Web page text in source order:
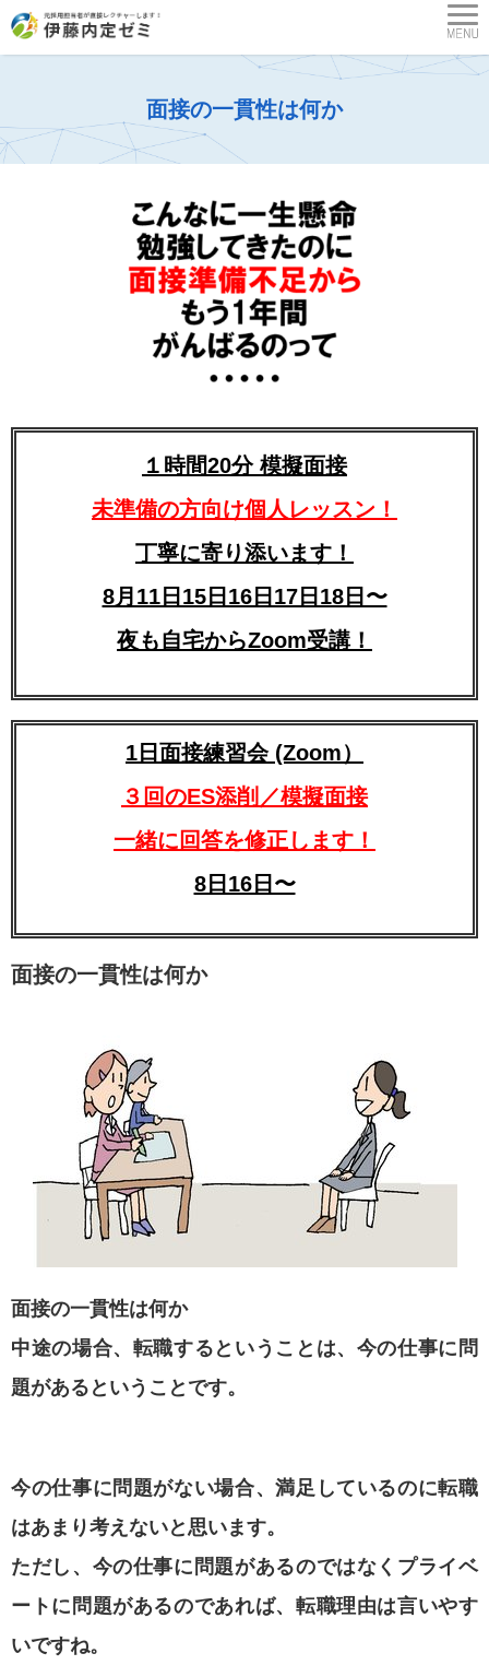
面接の一貫性は何か
１時間20分 模擬面接
未準備の方向け個人レッスン！
丁寧に寄り添います！
8月11日15日16日17日18日〜
夜も自宅からZoom受講！
1日面接練習会 (Zoom）
３回のES添削／模擬面接
一緒に回答を修正します！
8日16日〜
面接の一貫性は何か
面接の一貫性は何か
中途の場合、 転職するということは、 今の仕事に問
題があるということです。
今の仕事に問題がない場合、満足しているのに転職
はあまり考えないと思います。
ただし、今の仕事に問題があるのではなくプライベ
ートに問題があるのであれば、転職理由は言いやす
いですね。